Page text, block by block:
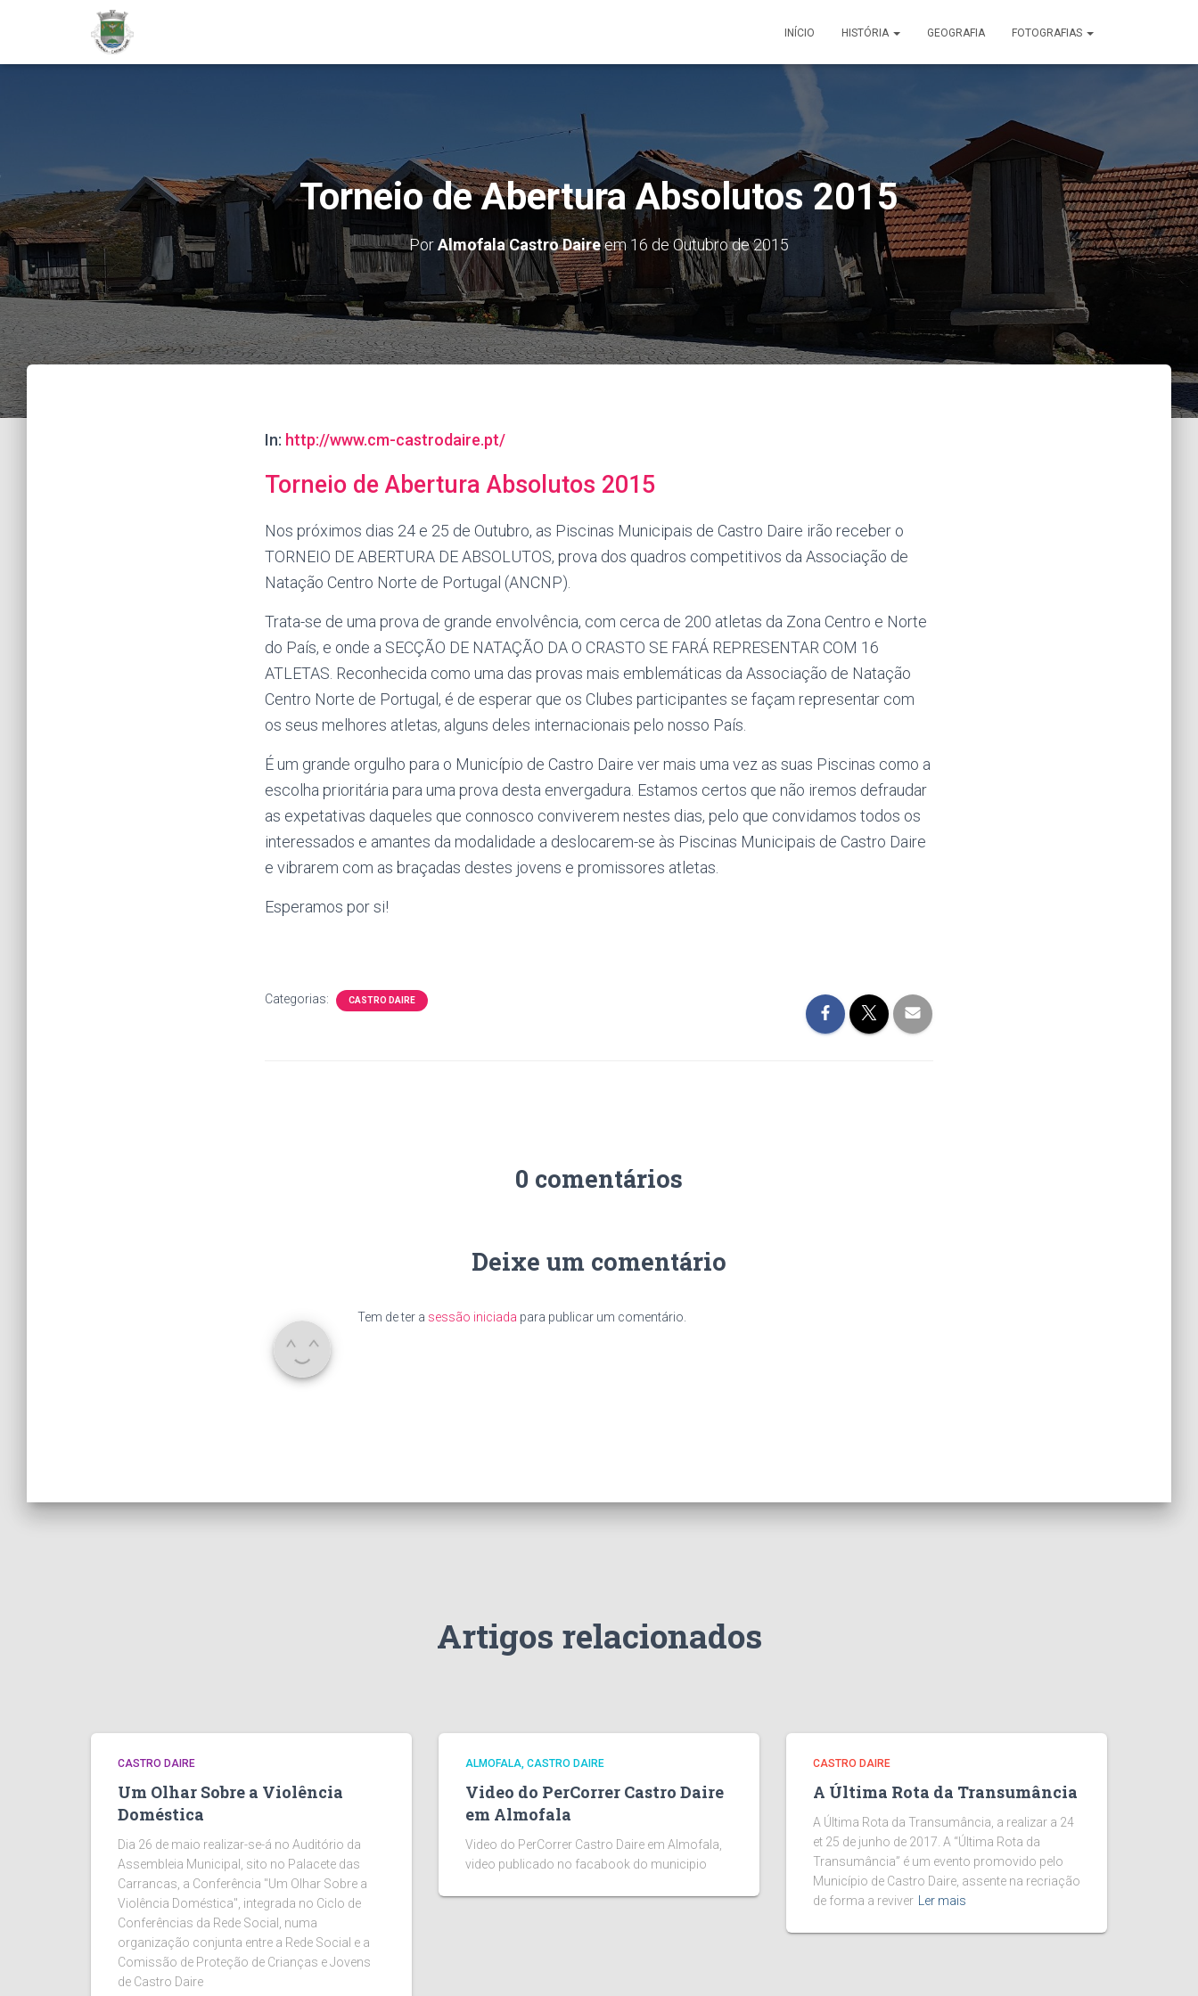
INÍCIO HISTÓRIA GEOGRAFIA FOTOGRAFIAS
Torneio de Abertura Absolutos 2015
PorAlmofala Castro Daireem16 de Outubro de 2015
In: http://www.cm-castrodaire.pt/
Torneio de Abertura Absolutos 2015
Nos próximos dias 24 e 25 de Outubro, as Piscinas Municipais de Castro Daire irão receber o
TORNEIO DE ABERTURA DE ABSOLUTOS, prova dos quadros competitivos da Associação de
Natação Centro Norte de Portugal (ANCNP).
Trata-se de uma prova de grande envolvência, com cerca de 200 atletas da Zona Centro e Norte
do País, e onde a SECÇÃO DE NATAÇÃO DA O CRASTO SE FARÁ REPRESENTAR COM 16
ATLETAS. Reconhecida como uma das provas mais emblemáticas da Associação de Natação
Centro Norte de Portugal, é de esperar que os Clubes participantes se façam representar com
os seus melhores atletas, alguns deles internacionais pelo nosso País.
É um grande orgulho para o Município de Castro Daire ver mais uma vez as suas Piscinas como a
escolha prioritária para uma prova desta envergadura. Estamos certos que não iremos defraudar
as expetativas daqueles que connosco conviverem nestes dias, pelo que convidamos todos os
interessados e amantes da modalidade a deslocarem-se às Piscinas Municipais de Castro Daire
e vibrarem com as braçadas destes jovens e promissores atletas.
Esperamos por si!
Categorias: CASTRO DAIRE
0 comentários
Deixe um comentário
Tem de ter a sessão iniciada para publicar um comentário.
Artigos relacionados
CASTRO DAIRE
Um Olhar Sobre a Violência
Doméstica
Dia 26 de maio realizar-se-á no Auditório da
Assembleia Municipal, sito no Palacete das
Carrancas, a Conferência "Um Olhar Sobre a
Violência Doméstica", integrada no Ciclo de
Conferências da Rede Social, numa
organização conjunta entre a Rede Social e a
Comissão de Proteção de Crianças e Jovens
de Castro Daire
ALMOFALA CASTRO DAIRE
Video do PerCorrer Castro Daire
em Almofala
Video do PerCorrer Castro Daire em Almofala,
video publicado no facabook do municipio
CASTRO DAIRE
A Última Rota da Transumância
A Última Rota da Transumância, a realizar a 24
et 25 de junho de 2017. A “Última Rota da
Transumância” é um evento promovido pelo
Município de Castro Daire, assente na recriação
de forma a reviver
Ler mais